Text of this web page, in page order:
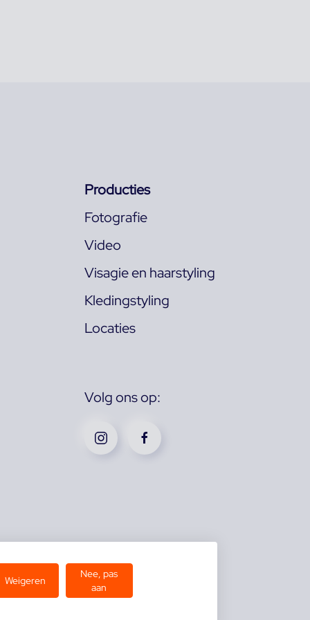
Producties
Fotografie
Video
Visagie en haarstyling
Kledingstyling
Locaties
Volg ons op:
Weigeren
Nee, pas
aan